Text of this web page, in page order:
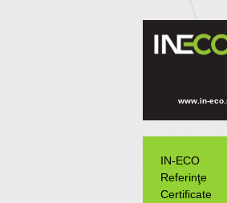
Pompe ulei cu
www.in-
IN-ECO
Referinţe
Certificate